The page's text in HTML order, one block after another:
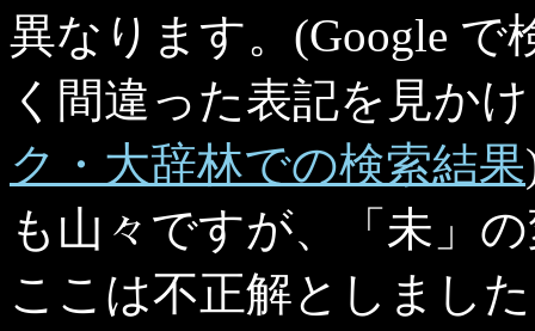
異なります。(Google
く間違った表記を見か
ク・大辞林での検索結果
も山々ですが、「未」
ここは不正解としまし